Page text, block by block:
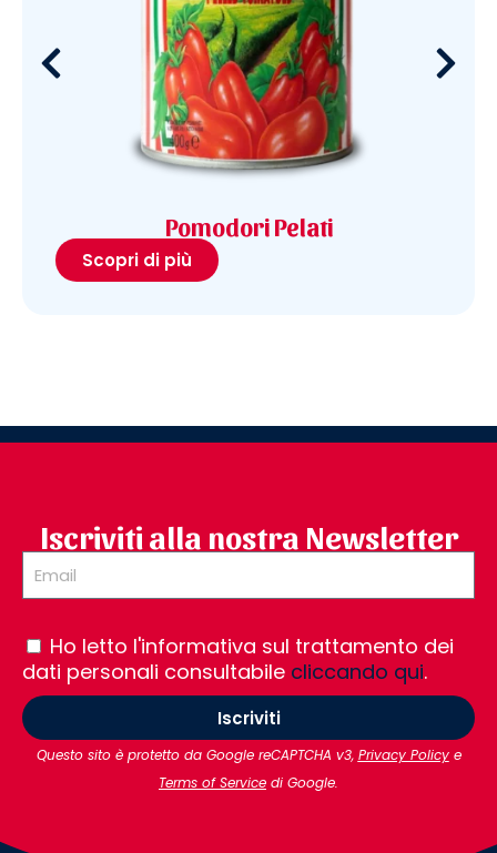
Pomodori Pelati
Scopri di più
Iscriviti alla nostra Newsletter
Ho letto l'informativa sul trattamento dei
dati personali consultabile cliccando qui.
Iscriviti
Questo sito è protetto da Google reCAPTCHA v3, Privacy Policye
Terms of Service di Google.